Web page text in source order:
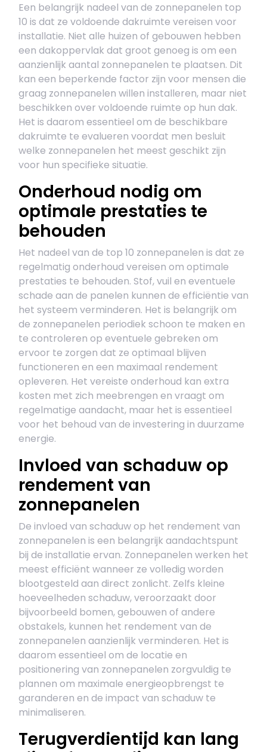
Een belangrijk nadeel van de zonnepanelen top
10 is dat ze voldoende dakruimte vereisen voor
installatie. Niet alle huizen of gebouwen hebben
een dakoppervlak dat groot genoeg is om een
aanzienlijk aantal zonnepanelen te plaatsen. Dit
kan een beperkende factor zijn voor mensen die
graag zonnepanelen willen installeren, maar niet
beschikken over voldoende ruimte op hun dak.
Het is daarom essentieel om de beschikbare
dakruimte te evalueren voordat men besluit
welke zonnepanelen het meest geschikt zijn
voor hun specifieke situatie.
Onderhoud nodig om
optimale prestaties te
behouden
Het nadeel van de top 10 zonnepanelen is dat ze
regelmatig onderhoud vereisen om optimale
prestaties te behouden. Stof, vuil en eventuele
schade aan de panelen kunnen de efficiëntie van
het systeem verminderen. Het is belangrijk om
de zonnepanelen periodiek schoon te maken en
te controleren op eventuele gebreken om
ervoor te zorgen dat ze optimaal blijven
functioneren en een maximaal rendement
opleveren. Het vereiste onderhoud kan extra
kosten met zich meebrengen en vraagt om
regelmatige aandacht, maar het is essentieel
voor het behoud van de investering in duurzame
energie.
Invloed van schaduw op
rendement van
zonnepanelen
De invloed van schaduw op het rendement van
zonnepanelen is een belangrijk aandachtspunt
bij de installatie ervan. Zonnepanelen werken het
meest efficiënt wanneer ze volledig worden
blootgesteld aan direct zonlicht. Zelfs kleine
hoeveelheden schaduw, veroorzaakt door
bijvoorbeeld bomen, gebouwen of andere
obstakels, kunnen het rendement van de
zonnepanelen aanzienlijk verminderen. Het is
daarom essentieel om de locatie en
positionering van zonnepanelen zorgvuldig te
plannen om maximale energieopbrengst te
garanderen en de impact van schaduw te
minimaliseren.
Terugverdientijd kan lang